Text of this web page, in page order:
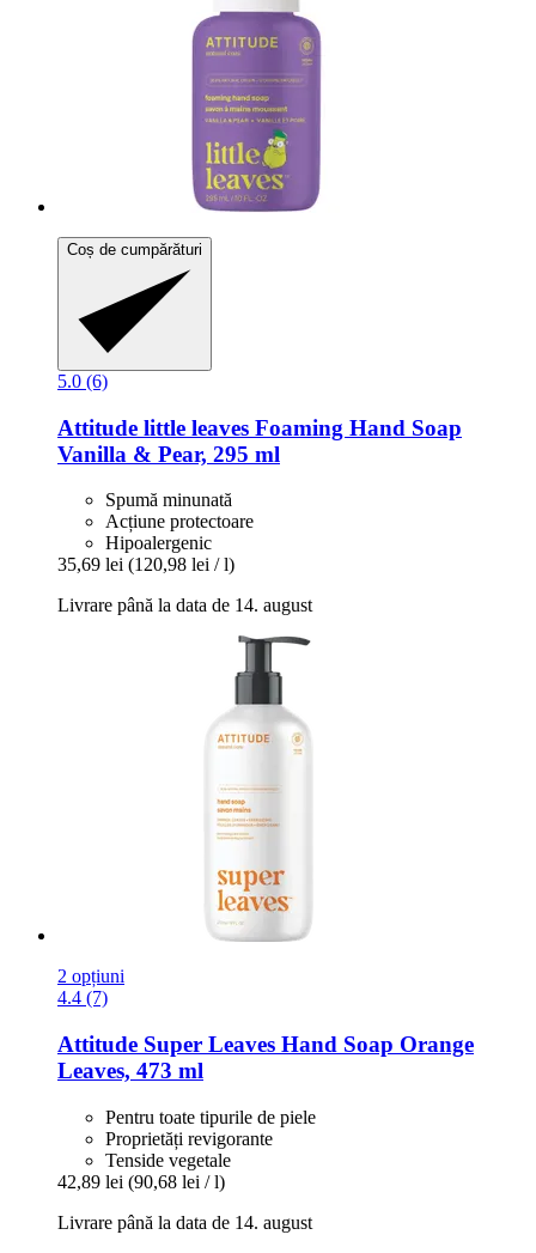
Coș de cumpărături
5.0 (6)
Attitude little leaves Foaming Hand Soap
Vanilla & Pear, 295 ml
Spumă minunată
Acțiune protectoare
Hipoalergenic
35,69 lei (120,98 lei / l)
Livrare până la data de 14. august
2 opțiuni
4.4 (7)
Attitude Super Leaves Hand Soap Orange
Leaves, 473 ml
Pentru toate tipurile de piele
Proprietăți revigorante
Tenside vegetale
42,89 lei (90,68 lei / l)
Livrare până la data de 14. august